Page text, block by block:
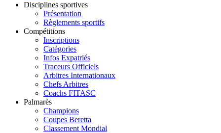
Disciplines sportives
Présentation
Règlements sportifs
Compétitions
Inscriptions
Catégories
Infos Expatriés
Traceurs Officiels
Arbitres Internationaux
Chefs Arbitres
Coachs FITASC
Palmarès
Champions
Coupes Beretta
Classement Mondial